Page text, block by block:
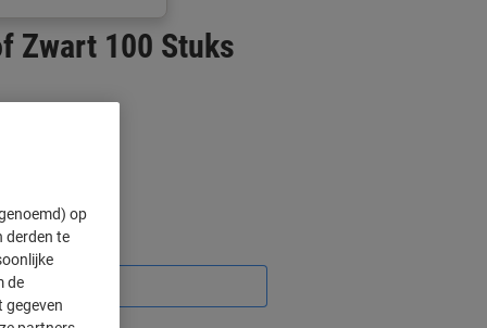
Zwart 100 Stuks
op
derden te
de
gegeven